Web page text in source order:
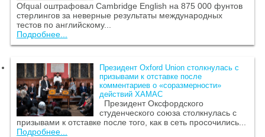
Ofqual оштрафовал Cambridge English на 875 000 фунтов
стерлингов за неверные результаты международных
тестов по английскому...
Подробнее...
Президент Oxford Union столкнулась с
призывами к отставке после
комментариев о «соразмерности»
действий ХАМАС
Президент Оксфордского
студенческого союза столкнулась с
призывами к отставке после того, как в сеть просочились...
Подробнее...